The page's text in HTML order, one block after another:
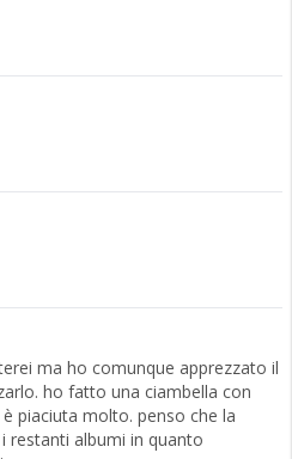
ma ho comunque apprezzato il
ho fatto una ciambella con
piaciuta molto. penso che la
restanti albumi in quanto